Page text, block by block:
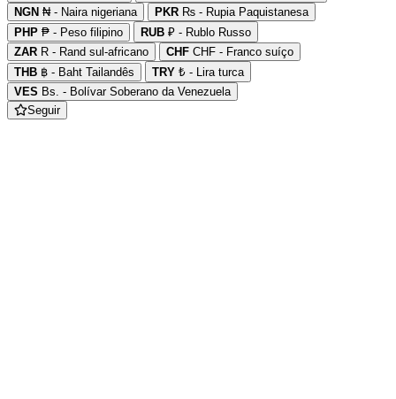
NGN ₦ - Naira nigeriana PKR ₨ - Rupia Paquistanesa
PHP ₱ - Peso filipino RUB ₽ - Rublo Russo
ZAR R - Rand sul-africano CHF CHF - Franco suíço
THB ฿ - Baht Tailandês TRY ₺ - Lira turca
VES Bs. - Bolívar Soberano da Venezuela
Seguir